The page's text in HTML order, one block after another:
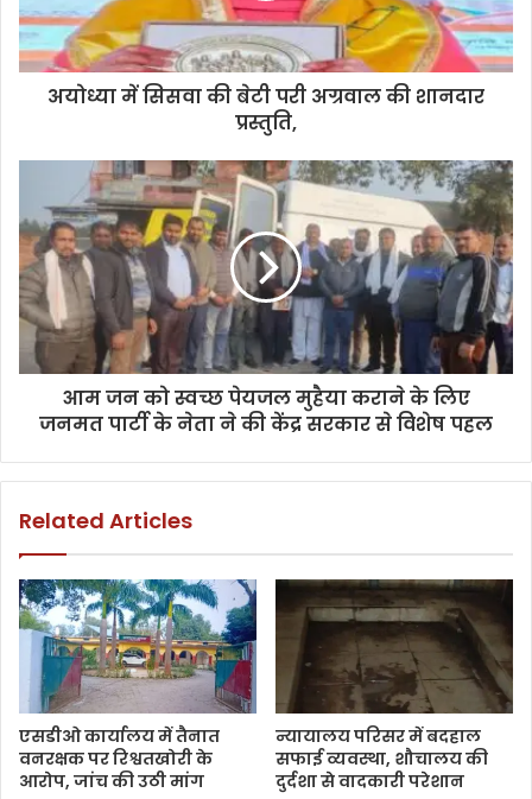
अयोध्या में सिसवा की बेटी परी अग्रवाल की शानदार
प्रस्तुति,
आम जन को स्वच्छ पेयजल मुहैया कराने के लिए
जनमत पार्टी के नेता ने की केंद्र सरकार से विशेष पहल
Related Articles
एसडीओ कार्यालय में तैनात
वनरक्षक पर रिश्वतखोरी के
आरोप, जांच की उठी मांग
न्यायालय परिसर में बदहाल
सफाई व्यवस्था, शौचालय की
दुर्दशा से वादकारी परेशान